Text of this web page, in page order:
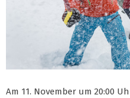
Am 11. November um 20:00